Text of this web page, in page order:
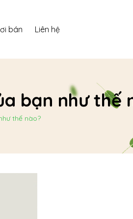
bán Liên hệ
bạn như thế
thế nào?